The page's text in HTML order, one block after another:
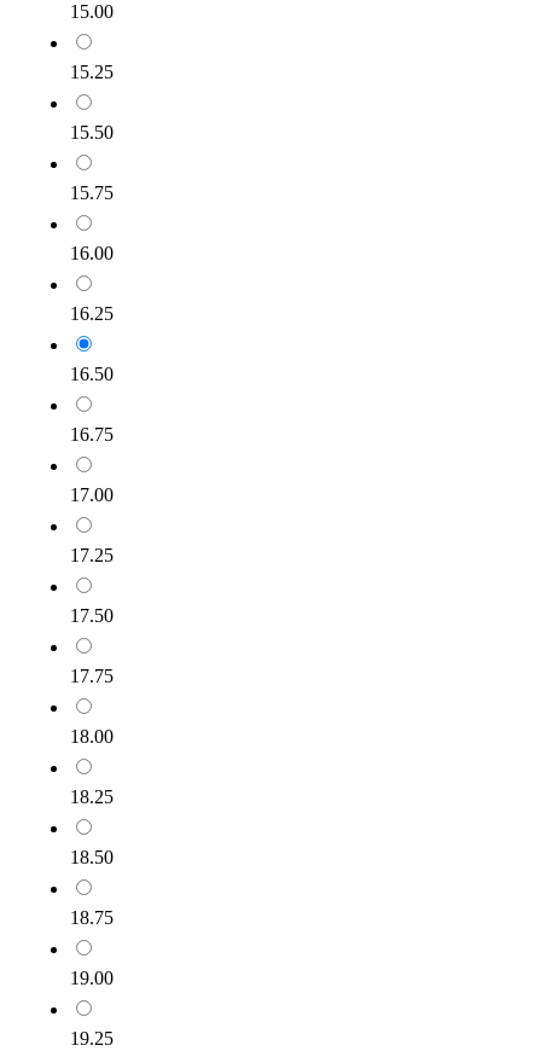
15.00
15.25
15.50
15.75
16.00
16.25
16.50
16.75
17.00
17.25
17.50
17.75
18.00
18.25
18.50
18.75
19.00
19.25